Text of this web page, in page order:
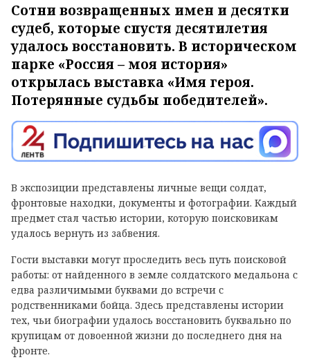
Сотни возвращенных имен и десятки
судеб, которые спустя десятилетия
удалось восстановить. В историческом
парке «Россия – моя история»
открылась выставка «Имя героя.
Потерянные судьбы победителей».
В экспозиции представлены личные вещи солдат,
фронтовые находки, документы и фотографии. Каждый
предмет стал частью истории, которую поисковикам
удалось вернуть из забвения.
Гости выставки могут проследить весь путь поисковой
работы: от найденного в земле солдатского медальона с
едва различимыми буквами до встречи с
родственниками бойца. Здесь представлены истории
тех, чьи биографии удалось восстановить буквально по
крупицам от довоенной жизни до последнего дня на
фронте.